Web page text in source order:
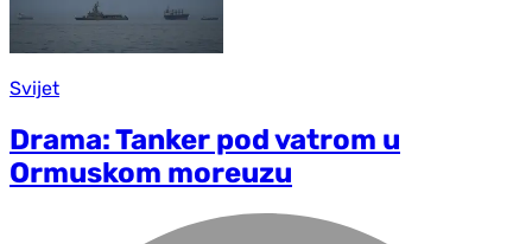
Svijet
Drama: Tanker pod vatrom u
Ormuskom moreuzu